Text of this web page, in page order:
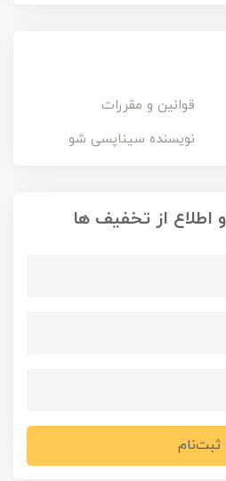
قوانین و مقررات
نویسنده سیناپسی شو
اطلاع از تخفیف ها
ثبت‌نام